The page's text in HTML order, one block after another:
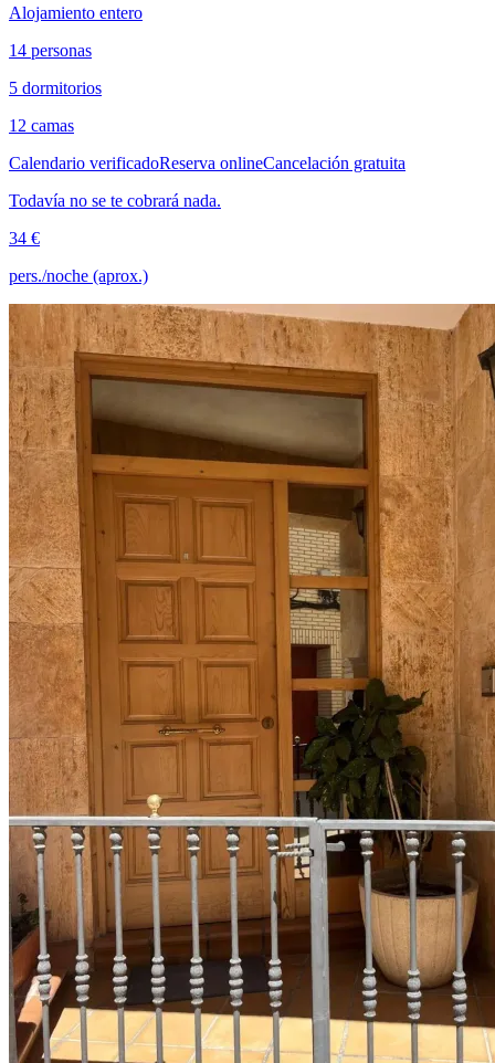
Alojamiento entero
14 personas
5 dormitorios
12 camas
Calendario verificadoReserva onlineCancelación gratuita
Todavía no se te cobrará nada.
34 €
pers./noche (aprox.)